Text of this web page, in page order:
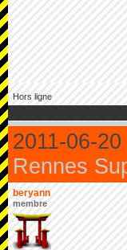
Hors ligne
2011-06-
Rennes
beryann
membre